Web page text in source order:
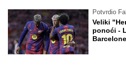
Potvrdio
Veliki
ponoći -